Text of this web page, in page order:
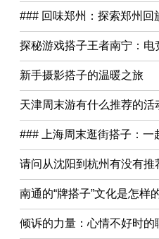
### 回味郑州：探索郑州回
探秘游戏搭子王者南宁：电
新手摄影搭子的温暖之旅
天津周末游有什么推荐的活
### 上海周末逛街搭子：一
请问从沈阳到杭州有没有推
南通的“牌搭子”文化是怎样
倾诉的力量：心情不好时的